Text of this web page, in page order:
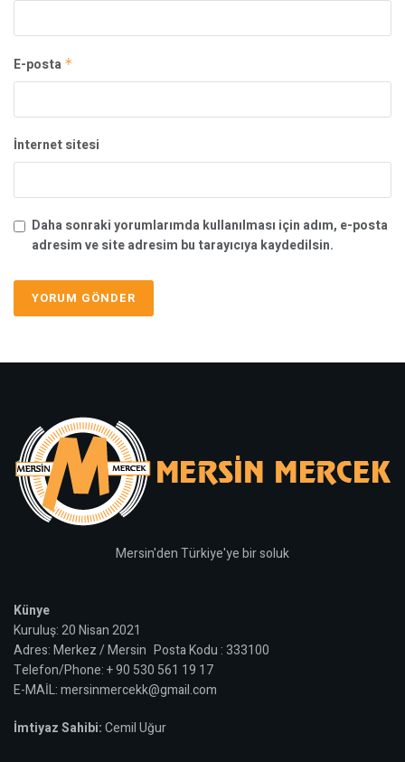
E-posta *
İnternet sitesi
Daha sonraki yorumlarımda kullanılması için adım, e-posta
adresim ve site adresim bu tarayıcıya kaydedilsin.
Mersin'den Türkiye'ye bir soluk
Künye
Kuruluş: 20 Nisan 2021
Adres: Merkez / Mersin Posta Kodu : 333100
Telefon/Phone: + 90 530 561 19 17
E-MAİL: mersinmercekk@gmail.com
İmtiyaz Sahibi:Cemil Uğur